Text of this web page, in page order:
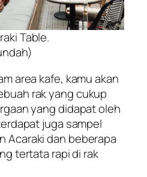
Table.
area kafe, kamu akan
rak yang cukup
yang didapat oleh
juga sampel
Acaraki dan beberapa
tertata rapi di rak